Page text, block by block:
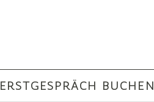
ERSTGESPRÄCH BUCHEN